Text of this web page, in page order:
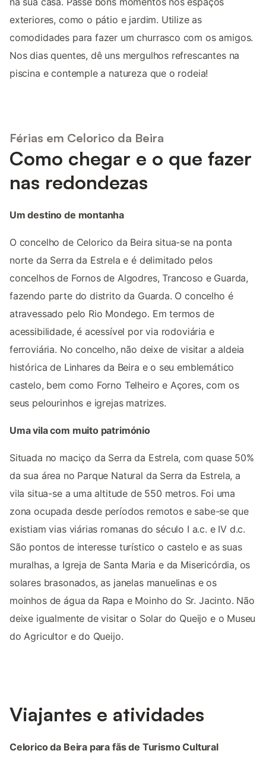
exteriores, como o pátio e jardim. Utilize as
comodidades para fazer um churrasco com os amigos.
Nos dias quentes, dê uns mergulhos refrescantes na
piscina e contemple a natureza que o rodeia!
Férias em Celorico da Beira
Como chegar e o que fazer
nas redondezas
Um destino de montanha
O concelho de Celorico da Beira situa-se na ponta
norte da Serra da Estrela e é delimitado pelos
concelhos de Fornos de Algodres, Trancoso e Guarda,
fazendo parte do distrito da Guarda. O concelho é
atravessado pelo Rio Mondego. Em termos de
acessibilidade, é acessível por via rodoviária e
ferroviária. No concelho, não deixe de visitar a aldeia
histórica de Linhares da Beira e o seu emblemático
castelo, bem como Forno Telheiro e Açores, com os
seus pelourinhos e igrejas matrizes.
Uma vila com muito património
Situada no maciço da Serra da Estrela, com quase 50%
da sua área no Parque Natural da Serra da Estrela, a
vila situa-se a uma altitude de 550 metros. Foi uma
zona ocupada desde períodos remotos e sabe-se que
existiam vias viárias romanas do século I a.c. e IV d.c.
São pontos de interesse turístico o castelo e as suas
muralhas, a Igreja de Santa Maria e da Misericórdia, os
solares brasonados, as janelas manuelinas e os
moinhos de água da Rapa e Moinho do Sr. Jacinto. Não
deixe igualmente de visitar o Solar do Queijo e o Museu
do Agricultor e do Queijo.
Viajantes e atividades
Celorico da Beira para fãs de Turismo Cultural